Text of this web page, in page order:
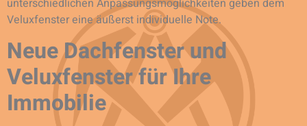
unterschiedlichen Anpassungsmöglichkeiten geben dem
Veluxfenster eine äußerst individuelle Note.
Neue Dachfenster und
Veluxfenster für Ihre
Immobilie